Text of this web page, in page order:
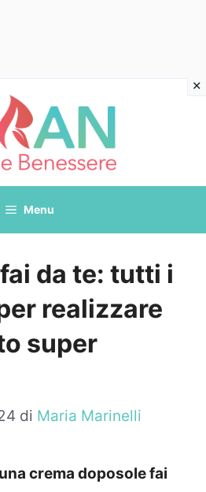
Menu
da te: tutti i
realizzare
super
di Maria Marinelli
crema doposole fai